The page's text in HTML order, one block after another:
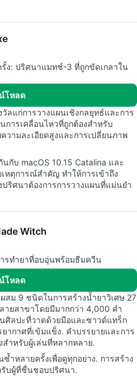
รั้ง: ปริศนาแมทช์-3 ที่ถูกขัดเกลาใน
โหลด
ลแก่การวางแผนเชิงกลยุทธ์และการ
ารเคลื่อนไหวที่ถูกต้องสำหรับ
วามละเอียดสูงและการเปลี่ยนภาพ
กับ macOS 10.15 Catalina และ
หตุการณ์สำคัญ ทำให้การเข้าถึง
ริศนาต้องการการวางแผนที่แม่นยำ
Witch
รทำยาที่อบอุ่นพร้อมธีมควีน
โหลด
สม 9 ชนิดในการสร้างน้ำยาวิเศษ 27
ายสาขาโดยมีมากกว่า 4,000 คำ
ศิลปะที่วาดด้วยมือและซาวด์แทร็ก
ากาศที่เข้มแข็ง. คำบรรยายและการ
สำหรับผู้เล่นที่หลากหลาย.
ำหลายครั้งเพื่อดูทุกอย่าง. การสร้าง
รับผู้ที่ชื่นชอบปริศนา.